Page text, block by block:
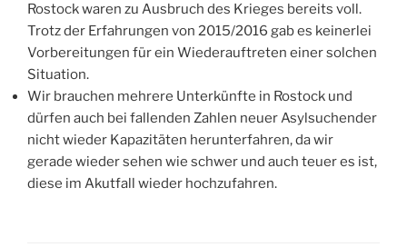
Rostock waren zu Ausbruch des Krieges bereits voll.
Trotz der Erfahrungen von 2015/2016 gab es keinerlei
Vorbereitungen für ein Wiederauftreten einer solchen
Situation.
Wir brauchen mehrere Unterkünfte in Rostock und
dürfen auch bei fallenden Zahlen neuer Asylsuchender
nicht wieder Kapazitäten herunterfahren, da wir
gerade wieder sehen wie schwer und auch teuer es ist,
diese im Akutfall wieder hochzufahren.